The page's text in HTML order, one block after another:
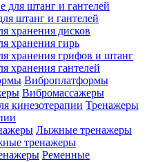
штанг и гантелей
хранения дисков
хранения гирь
хранения грифов и штанг
хранения гантелей
Виброплатформы
Вибромассажеры
Тренажеры
Лыжные тренажеры
тренажеры
Ременные